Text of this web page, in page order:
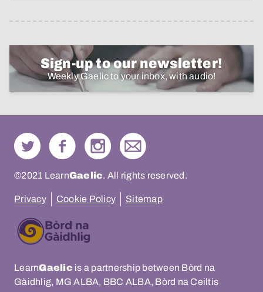
Sign-up to our newsletter!
Weekly Gaelic to your inbox, with audio!
©2021 LearnGaelic. All rights reserved.
Privacy Cookie Policy Sitemap
LearnGaelic is a partnership between Bòrd na
Gàidhlig, MG ALBA, BBC ALBA, Bòrd na Ceiltis